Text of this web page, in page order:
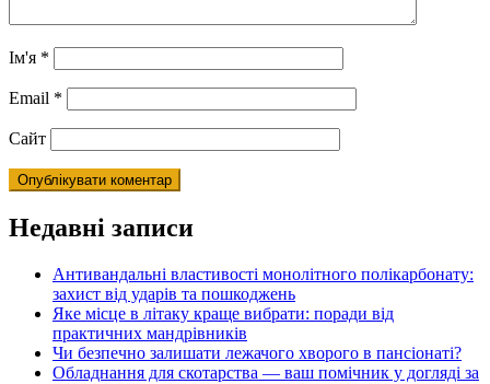
Ім'я *
Email *
Сайт
Недавні записи
Антивандальні властивості монолітного полікарбонату:
захист від ударів та пошкоджень
Яке місце в літаку краще вибрати: поради від
практичних мандрівників
Чи безпечно залишати лежачого хворого в пансіонаті?
Обладнання для скотарства — ваш помічник у догляді за